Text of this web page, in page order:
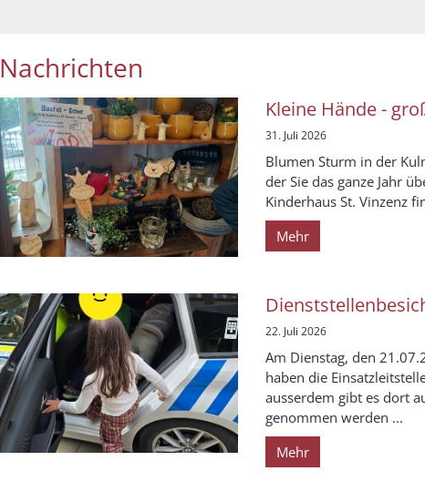
Nachrichten
Kleine Hände -
31. Juli 2026
Blumen Sturm in der
der Sie das ganze Jahr
Kinderhaus St. Vinzenz
Mehr
22. Juli 2026
Am Dienstag, den
haben die
ausserdem gibt es dort
genommen werden ...
Mehr